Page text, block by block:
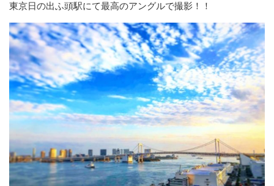
東京日の出ふ頭駅にて最高のアングルで撮影！！